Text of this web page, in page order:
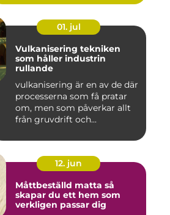
01. jul
Vulkanisering tekniken
som håller industrin
rullande
vulkanisering är en av de där
processerna som få pratar
om, men som påverkar allt
från gruvdrift och...
12. jun
Måttbeställd matta så
skapar du ett hem som
verkligen passar dig